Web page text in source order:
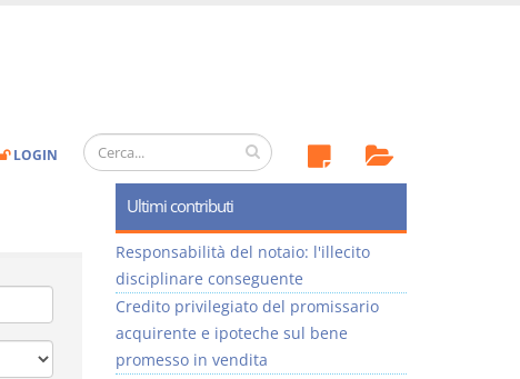
LOGIN
Ultimi contributi
Responsabilità del notaio: l'illecito
disciplinare conseguente
Credito privilegiato del promissario
acquirente e ipoteche sul bene
promesso in vendita